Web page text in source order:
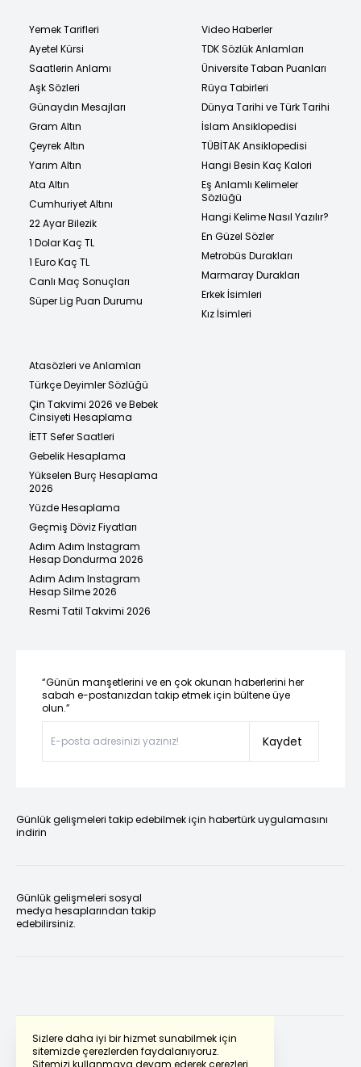
Sizlere daha iyi bir hizmet sunabilmek için
sitemizde çerezlerden faydalanıyoruz.
Sitemizi kullanmaya devam ederek çerezleri
Yemek Tarifleri
Ayetel Kürsi
Saatlerin Anlamı
Aşk Sözleri
Günaydın Mesajları
Gram Altın
Çeyrek Altın
Yarım Altın
Ata Altın
Cumhuriyet Altını
22 Ayar Bilezik
1 Dolar Kaç TL
1 Euro Kaç TL
Canlı Maç Sonuçları
Süper Lig Puan Durumu
Video Haberler
TDK Sözlük Anlamları
Üniversite Taban Puanları
Rüya Tabirleri
Dünya Tarihi ve Türk Tarihi
İslam Ansiklopedisi
TÜBİTAK Ansiklopedisi
Hangi Besin Kaç Kalori
Eş Anlamlı Kelimeler
Sözlüğü
Hangi Kelime Nasıl Yazılır?
En Güzel Sözler
Metrobüs Durakları
Marmaray Durakları
Erkek İsimleri
Kız İsimleri
Atasözleri ve Anlamları
Türkçe Deyimler Sözlüğü
Çin Takvimi 2026 ve Bebek
Cinsiyeti Hesaplama
İETT Sefer Saatleri
Gebelik Hesaplama
Yükselen Burç Hesaplama
2026
Yüzde Hesaplama
Geçmiş Döviz Fiyatları
Adım Adım Instagram
Hesap Dondurma 2026
Adım Adım Instagram
Hesap Silme 2026
Resmi Tatil Takvimi 2026
“Günün manşetlerini ve en çok okunan haberlerini her
sabah e-postanızdan takip etmek için bültene üye
olun.”
Kaydet
Günlük gelişmeleri takip edebilmek için habertürk uygulamasını
indirin
Günlük gelişmeleri sosyal
medya hesaplarından takip
edebilirsiniz.